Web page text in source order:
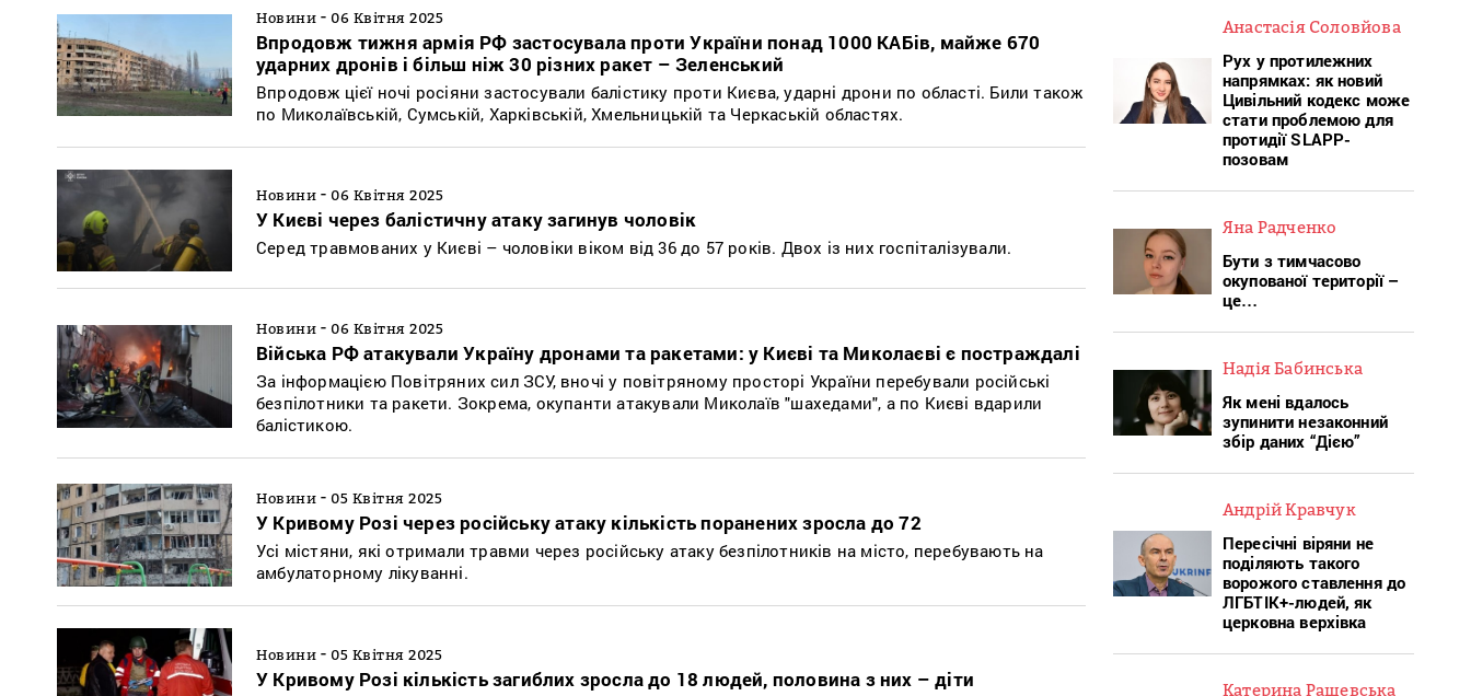
Новини - 06 Квітня 2025
Впродовж тижня армія РФ застосувала проти України понад 1000 КАБів, майже 670
ударних дронів і більш ніж 30 різних ракет – Зеленський
Впродовж цієї ночі росіяни застосували балістику проти Києва, ударні дрони по області. Били також
по Миколаївській, Сумській, Харківській, Хмельницькій та Черкаській областях.
Новини - 06 Квітня 2025
У Києві через балістичну атаку загинув чоловік
Серед травмованих у Києві – чоловіки віком від 36 до 57 років. Двох із них госпіталізували.
Новини - 06 Квітня 2025
Війська РФ атакували Україну дронами та ракетами: у Києві та Миколаєві є постраждалі
За інформацією Повітряних сил ЗСУ, вночі у повітряному просторі України перебували російські
безпілотники та ракети. Зокрема, окупанти атакували Миколаїв "шахедами", а по Києві вдарили
балістикою.
Новини - 05 Квітня 2025
У Кривому Розі через російську атаку кількість поранених зросла до 72
Усі містяни, які отримали травми через російську атаку безпілотників на місто, перебувають на
амбулаторному лікуванні.
Новини - 05 Квітня 2025
У Кривому Розі кількість загиблих зросла до 18 людей, половина з них – діти
Анастасія Соловйова
Рух у протилежних
напрямках: як новий
Цивільний кодекс може
стати проблемою для
протидії SLAPP-
позовам
Яна Радченко
Бути з тимчасово
окупованої території –
це…
Надія Бабинська
Як мені вдалось
зупинити незаконний
збір даних “Дією”
Андрій Кравчук
Пересічні віряни не
поділяють такого
ворожого ставлення до
ЛГБТІК+-людей, як
церковна верхівка
Катерина Рашевська